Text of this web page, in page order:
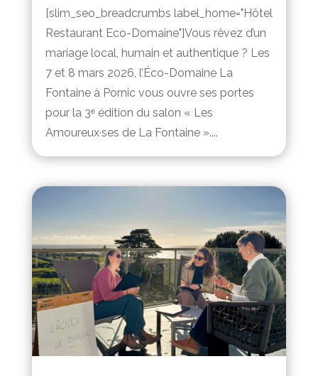
[slim_seo_breadcrumbs label_home="Hôtel
Restaurant Eco-Domaine"]Vous rêvez d’un
mariage local, humain et authentique ? Les
7 et 8 mars 2026, l’Éco-Domaine La
Fontaine à Pornic vous ouvre ses portes
pour la 3ᵉ édition du salon « Les
Amoureux·ses de La Fontaine »....